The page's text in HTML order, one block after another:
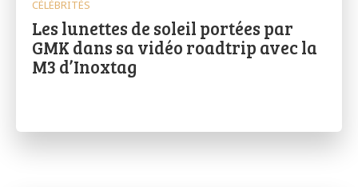
CÉLÉBRITÉS
Les lunettes de soleil portées par
GMK dans sa vidéo roadtrip avec la
M3 d’Inoxtag